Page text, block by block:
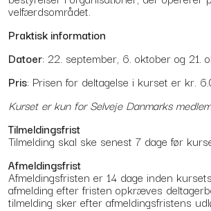
velfærdsområdet.
Praktisk information
Datoer: 22. september, 6. oktober og 21.
Pris: Prisen for deltagelse i kurset er kr.
Kurset er kun for Selveje Danmarks
Tilmeldingsfrist
Tilmelding skal ske senest 7 dage før
Afmeldingsfrist
Afmeldingsfristen er 14 dage inden
afmelding efter fristen opkræves
tilmelding sker efter afmeldingsfristens